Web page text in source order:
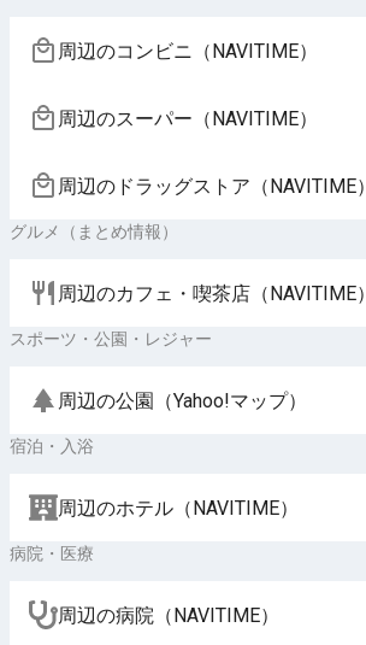
周辺のコンビニ（NAVITIME）
周辺のスーパー（NAVITIME）
周辺のドラッグストア（NAVITIME）
グルメ（まとめ情報）
周辺のカフェ・喫茶店（NAVITIME）
スポーツ・公園・レジャー
周辺の公園（Yahoo!マップ）
宿泊・入浴
周辺のホテル（NAVITIME）
病院・医療
周辺の病院（NAVITIME）